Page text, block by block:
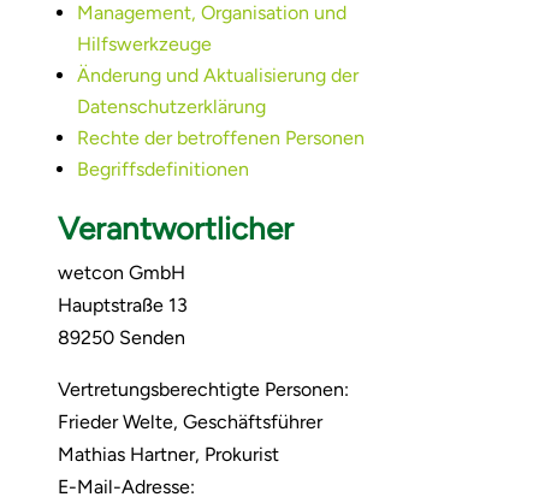
Management, Organisation und
Hilfswerkzeuge
Änderung und Aktualisierung der
Datenschutzerklärung
Rechte der betroffenen Personen
Begriffsdefinitionen
Verantwortlicher
wetcon GmbH
Hauptstraße 13
89250 Senden
Vertretungsberechtigte Personen:
Frieder Welte, Geschäftsführer
Mathias Hartner, Prokurist
E-Mail-Adresse: